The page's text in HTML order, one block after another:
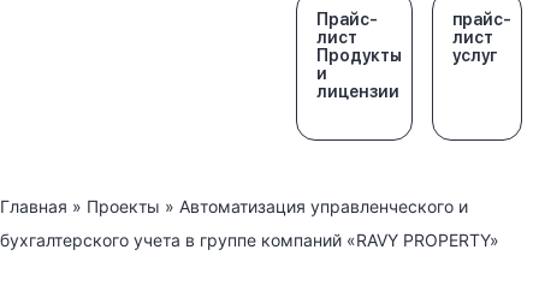
Прайс-
лист
Продукты
и
лицензии
прайс-
лист
услуг
Главная » Проекты » Автоматизация управленческого и
бухгалтерского учета в группе компаний «RAVY PROPERTY»